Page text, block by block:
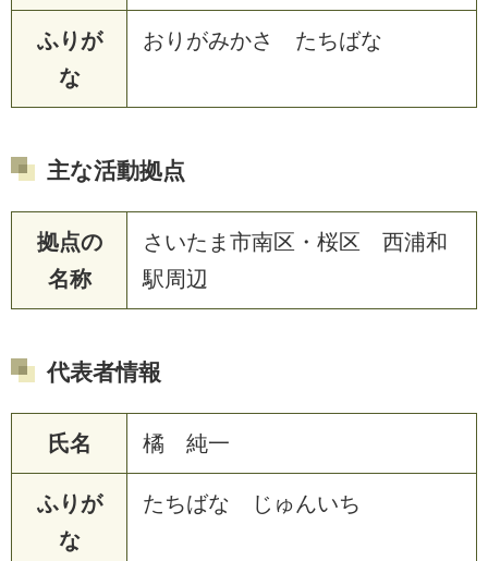
ふりが
な
おりがみかさ たちばな
主な活動拠点
拠点の
名称
さいたま市南区・桜区 西浦和
駅周辺
代表者情報
氏名 橘 純一
ふりが
な
たちばな じゅんいち